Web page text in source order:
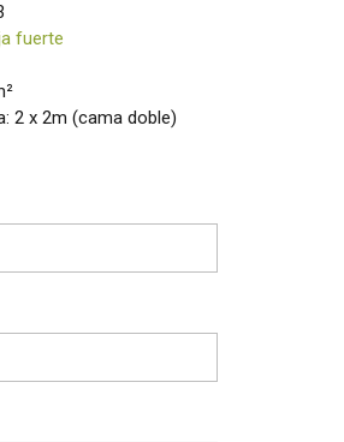
fuerte
2 x 2m (cama doble)